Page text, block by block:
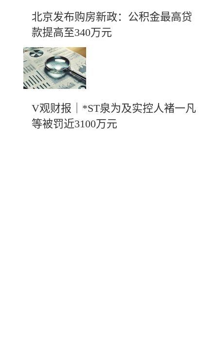
北京发布购房新政：公积金最高贷
款提高至340万元
V观财报｜*ST泉为及实控人褚一凡
等被罚近3100万元